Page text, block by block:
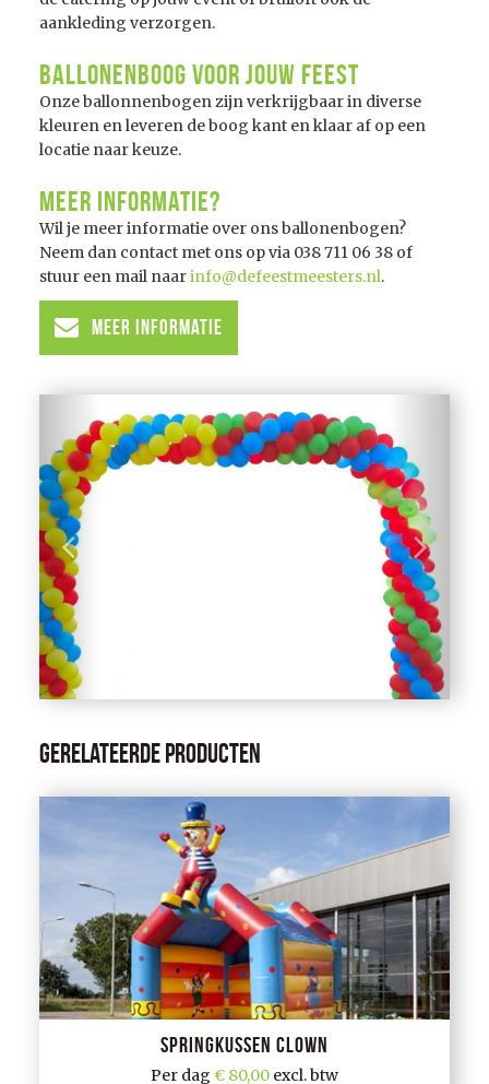
aankleding verzorgen.
Ballonenboog voor jouw feest
Onze ballonnenbogen zijn verkrijgbaar in diverse
kleuren en leveren de boog kant en klaar af op een
locatie naar keuze.
Meer informatie?
Wil je meer informatie over ons ballonenbogen?
Neem dan contact met ons op via 038 711 06 38 of
stuur een mail naarinfo@defeestmeesters.nl.
Meer informatie
Gerelateerde producten
Springkussen clown
Per dag 80,00 excl. btw